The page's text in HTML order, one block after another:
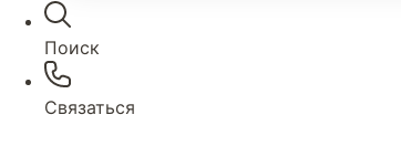
Поиск
Связаться